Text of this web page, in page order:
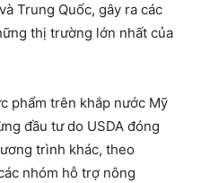
Trung Quốc, gây ra các
thị trường lớn nhất của
phẩm trên khắp nước Mỹ
đầu tư do USDA đóng
trình khác, theo
nhóm hỗ trợ nông